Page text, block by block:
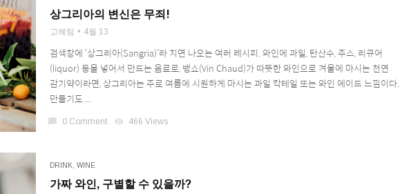
상그리아의 변신은 무죄!
고혜림 4월 13
검색창에 ‘상그리아(Sangria)’라 치면 나오는 여러 레시피. 와인에 과일, 탄산수, 주스, 리큐어
(liquor) 등을 넣어서 만드는 음료로, 뱅쇼(Vin Chaud)가 따뜻한 와인으로 겨울에 마시는 천연
감기약이라면, 상그리아는 주로 여름에 시원하게 마시는 과일 칵테일 또는 와인 에이드 느낌이다.
만들기도 ...
chat_bubble 0 Comment visibility 466 Views
DRINK WINE
가짜 와인, 구별할 수 있을까?